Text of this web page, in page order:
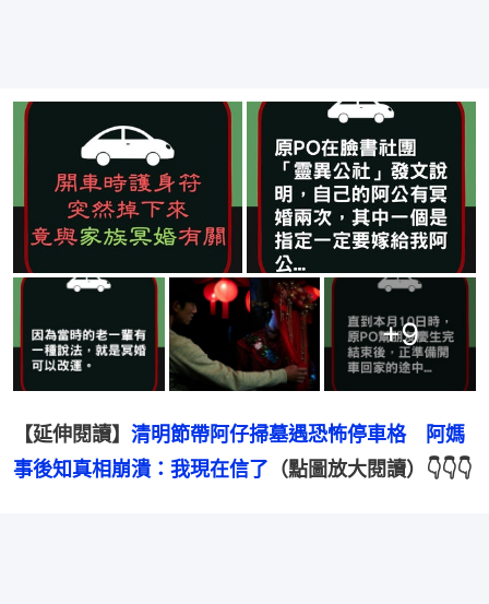
+9
【延伸閱讀】 清明節帶阿仔掃墓遇恐怖停車格　阿媽
事後知真相崩潰：我現在信了 （點圖放大閱讀）👇👇👇